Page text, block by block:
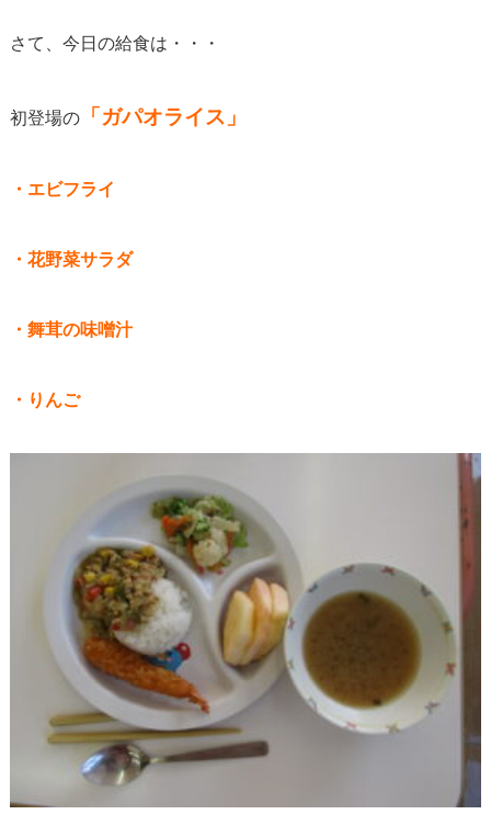
さて、今日の給食は・・・
初登場の「ガパオライス」
・エビフライ
・花野菜サラダ
・舞茸の味噌汁
・りんご